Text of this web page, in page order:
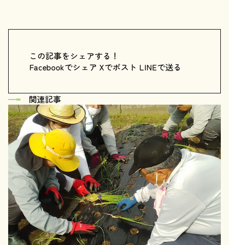
この記事をシェアする！
Facebookでシェア Xでポスト LINEで送る
関連記事